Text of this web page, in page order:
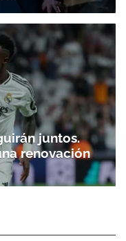
boletín.
ACEPTAR
juntos.
renovación